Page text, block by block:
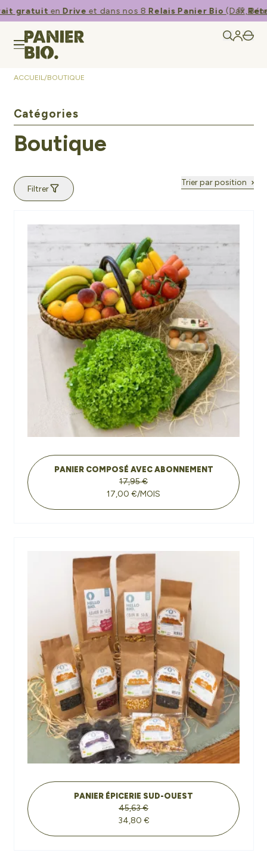
gratuitenDriveet dans nos 8Relais Panier Bio(Dax,
💚​
ACCUEIL/BOUTIQUE
Catégories
Boutique
Filtrer
Trier par position
PANIER COMPOSÉ AVEC ABONNEMENT
17,95 €
17,00 €/MOIS
PANIER ÉPICERIE SUD-OUEST
45,63 €
34,80 €